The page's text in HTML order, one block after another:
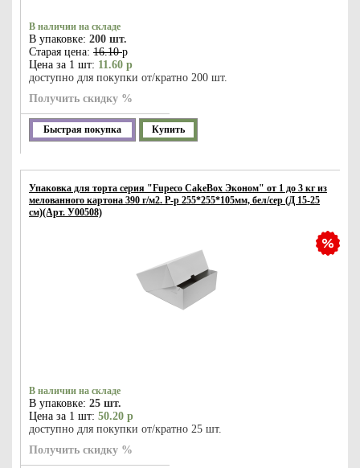
В наличии на складе
В упаковке: 200 шт.
Старая цена: 16.10р
Цена за 1 шт: 11.60 р
доступно для покупки от/кратно 200 шт.
Получить скидку %
Быстрая покупка Купить
Упаковка для торта серия "Fupeco CakeBox Эконом" от 1 до 3 кг из
мелованного картона 390 г/м2. Р-р 255*255*105мм, бел/сер (Д 15-25
см)(Арт. У00508)
В наличии на складе
В упаковке: 25 шт.
Цена за 1 шт: 50.20 р
доступно для покупки от/кратно 25 шт.
Получить скидку %